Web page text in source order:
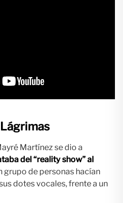
Martínez se dio a
del “reality show” al
grupo de personas hacían
dotes vocales, frente a un